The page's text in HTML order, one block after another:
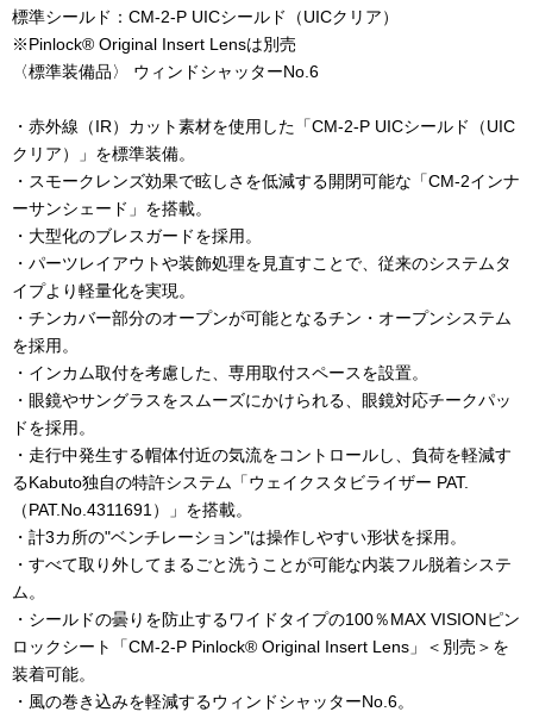
標準シールド：CM-2-P UICシールド（UICクリア）
※Pinlock® Original Insert Lensは別売
〈標準装備品〉 ウィンドシャッターNo.6
・赤外線（IR）カット素材を使用した「CM-2-P UICシールド（UIC
クリア）」を標準装備。
・スモークレンズ効果で眩しさを低減する開閉可能な「CM-2インナ
ーサンシェード」を搭載。
・大型化のブレスガードを採用。
・パーツレイアウトや装飾処理を見直すことで、従来のシステムタ
イプより軽量化を実現。
・チンカバー部分のオープンが可能となるチン・オープンシステム
を採用。
・インカム取付を考慮した、専用取付スペースを設置。
・眼鏡やサングラスをスムーズにかけられる、眼鏡対応チークパッ
ドを採用。
・走行中発生する帽体付近の気流をコントロールし、負荷を軽減す
るKabuto独自の特許システム「ウェイクスタビライザー PAT.
（PAT.No.4311691）」を搭載。
・計3カ所の"ベンチレーション"は操作しやすい形状を採用。
・すべて取り外してまるごと洗うことが可能な内装フル脱着システ
ム。
・シールドの曇りを防止するワイドタイプの100％MAX VISIONピン
ロックシート「CM-2-P Pinlock® Original Insert Lens」＜別売＞を
装着可能。
・風の巻き込みを軽減するウィンドシャッターNo.6。